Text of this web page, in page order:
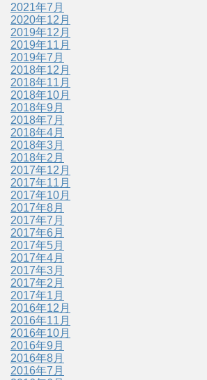
2021年7月
2020年12月
2019年12月
2019年11月
2019年7月
2018年12月
2018年11月
2018年10月
2018年9月
2018年7月
2018年4月
2018年3月
2018年2月
2017年12月
2017年11月
2017年10月
2017年8月
2017年7月
2017年6月
2017年5月
2017年4月
2017年3月
2017年2月
2017年1月
2016年12月
2016年11月
2016年10月
2016年9月
2016年8月
2016年7月